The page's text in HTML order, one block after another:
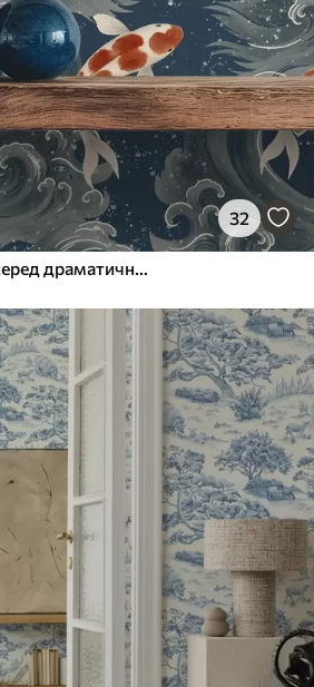
32
Риба коі, що плаває серед драматичних океанських хвиль